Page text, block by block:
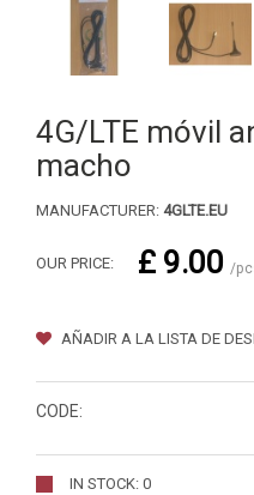
4G/LTE móvil
macho
MANUFACTURER: 4GLTE.EU
OUR PRICE: £ 9.00 /
AÑADIR A LA LISTA DE
CODE:
IN STOCK: 0